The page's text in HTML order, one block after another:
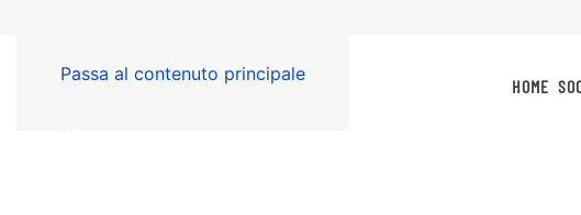
Passa al contenuto principale
HOME